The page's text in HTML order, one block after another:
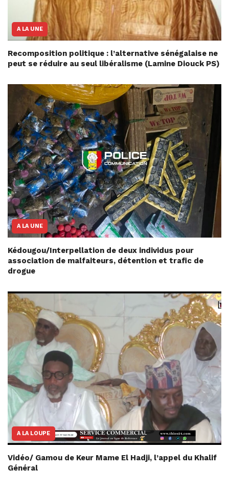
A LA UNE
Recomposition politique : l’alternative sénégalaise ne
peut se réduire au seul libéralisme (Lamine Diouck PS)
A LA UNE
Kédougou/Interpellation de deux individus pour
association de malfaiteurs, détention et trafic de
drogue
A LA LOUPE
Vidéo/ Gamou de Keur Mame El Hadji, l’appel du Khalif
Général